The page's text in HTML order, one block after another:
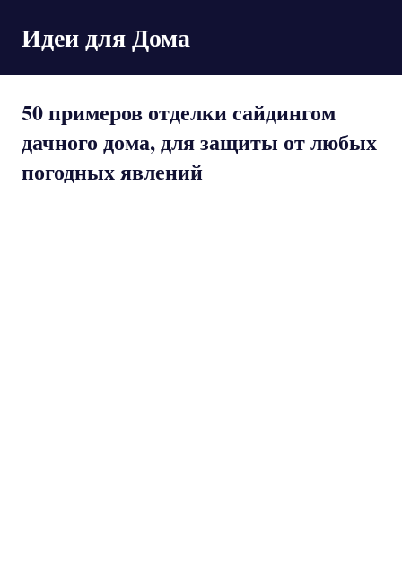
перейти
к
Идеи для Дома
50 примеров отделки сайдингом
дачного дома, для защиты от любых
погодных явлений